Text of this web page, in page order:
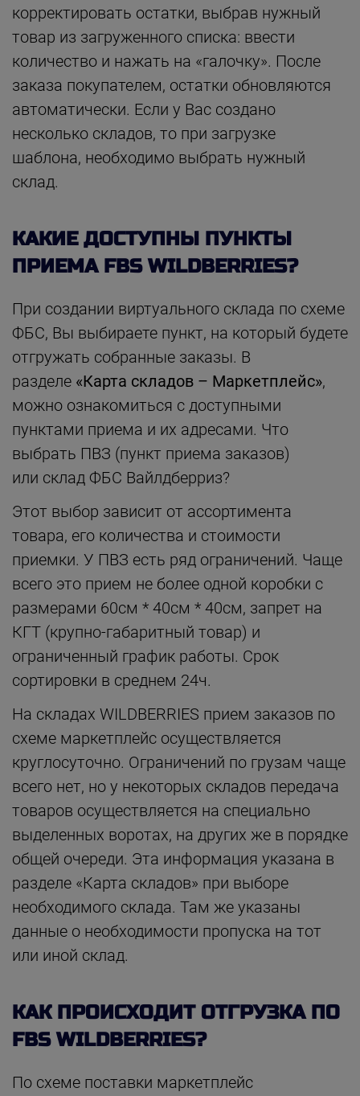
корректировать остатки, выбрав нужный
товар из загруженного списка: ввести
количество и нажать на «галочку». После
заказа покупателем, остатки обновляются
автоматически. Если у Вас создано
несколько складов, то при загрузке
шаблона, необходимо выбрать нужный
склад.
КАКИЕ ДОСТУПНЫ ПУНКТЫ
ПРИЕМА FBS WILDBERRIES?
При создании виртуального склада по схеме
ФБС, Вы выбираете пункт, на который будете
отгружать собранные заказы. В
разделе «Карта складов – Маркетплейс»,
можно ознакомиться с доступными
пунктами приема и их адресами. Что
выбрать ПВЗ (пункт приема заказов)
или склад ФБС Вайлдберриз?
Этот выбор зависит от ассортимента
товара, его количества и стоимости
приемки. У ПВЗ есть ряд ограничений. Чаще
всего это прием не более одной коробки с
размерами 60см * 40см * 40см, запрет на
КГТ (крупно-габаритный товар) и
ограниченный график работы. Срок
сортировки в среднем 24ч.
На складах WILDBERRIES прием заказов по
схеме маркетплейс осуществляется
круглосуточно. Ограничений по грузам чаще
всего нет, но у некоторых складов передача
товаров осуществляется на специально
выделенных воротах, на других же в порядке
общей очереди. Эта информация указана в
разделе «Карта складов» при выборе
необходимого склада. Там же указаны
данные о необходимости пропуска на тот
или иной склад.
КАК ПРОИСХОДИТ ОТГРУЗКА ПО
FBS WILDBERRIES?
По схеме поставки маркетплейс